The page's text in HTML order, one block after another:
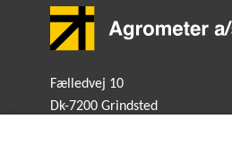
Fælledvej 10
Dk-7200 Grindsted